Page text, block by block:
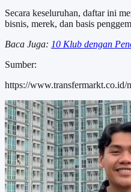
Secara keseluruhan, daftar ini
bisnis, merek, dan basis
Baca Juga: 10 Klub dengan
Sumber:
https://www.transfermarkt.co.id/